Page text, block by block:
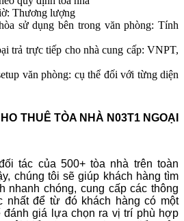
Thương lượng
sử dụng bên trong văn phòng: Tính
trả trực tiếp cho nhà cung cấp: VNPT,
văn phòng: cụ thể đối với từng diện
THUÊ TÒA NHÀ N03T1 NGOẠI
tác của 500+ tòa nhà trên toàn
chúng tôi sẽ giúp khách hàng tìm
nhanh chóng, cung cấp các thông
nhất để từ đó khách hàng có một
đánh giá lựa chọn ra vị trí phù hợp